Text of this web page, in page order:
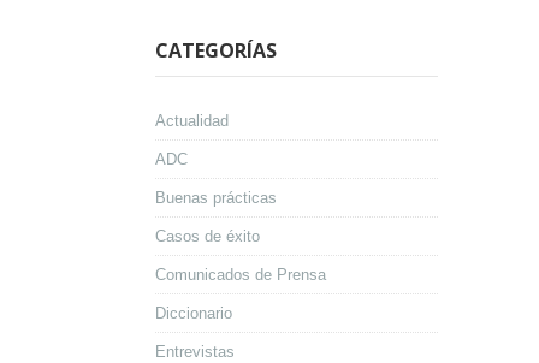
CATEGORÍAS
Actualidad
ADC
Buenas prácticas
Casos de éxito
Comunicados de Prensa
Diccionario
Entrevistas